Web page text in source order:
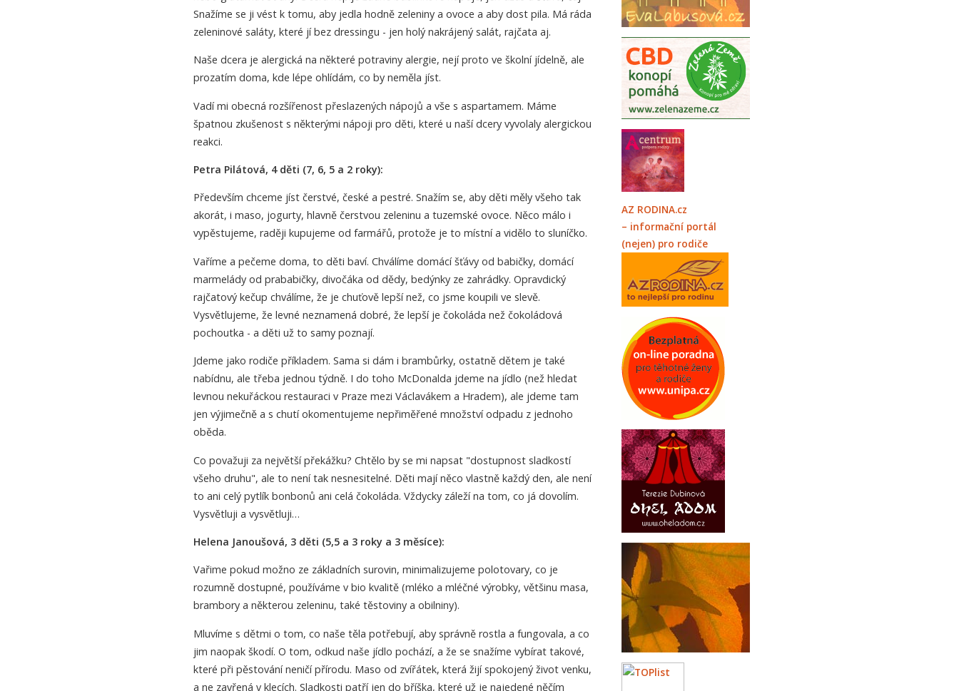
Snažíme se ji vést k tomu, aby jedla hodně zeleniny a ovoce a aby dost pila. Má ráda
zeleninové saláty, které jí bez dressingu - jen holý nakrájený salát, rajčata aj.
Naše dcera je alergická na některé potraviny alergie, nejí proto ve školní jídelně, ale
prozatím doma, kde lépe ohlídám, co by neměla jíst.
Vadí mi obecná rozšířenost přeslazených nápojů a vše s aspartamem. Máme
špatnou zkušenost s některými nápoji pro děti, které u naší dcery vyvolaly alergickou
reakci.
Petra Pilátová, 4 děti (7, 6, 5 a 2 roky):
Především chceme jíst čerstvé, české a pestré. Snažím se, aby děti měly všeho tak
akorát, i maso, jogurty, hlavně čerstvou zeleninu a tuzemské ovoce. Něco málo i
vypěstujeme, raději kupujeme od farmářů, protože je to místní a vidělo to sluníčko.
Vaříme a pečeme doma, to děti baví. Chválíme domácí šťávy od babičky, domácí
marmelády od prababičky, divočáka od dědy, bedýnky ze zahrádky. Opravdický
rajčatový kečup chválíme, že je chuťově lepší než, co jsme koupili ve slevě.
Vysvětlujeme, že levné neznamená dobré, že lepší je čokoláda než čokoládová
pochoutka - a děti už to samy poznají.
Jdeme jako rodiče příkladem. Sama si dám i brambůrky, ostatně dětem je také
nabídnu, ale třeba jednou týdně. I do toho McDonalda jdeme na jídlo (než hledat
levnou nekuřáckou restauraci v Praze mezi Václavákem a Hradem), ale jdeme tam
jen výjimečně a s chutí okomentujeme nepřiměřené množství odpadu z jednoho
oběda.
Co považuji za největší překážku? Chtělo by se mi napsat "dostupnost sladkostí
všeho druhu", ale to není tak nesnesitelné. Děti mají něco vlastně každý den, ale není
to ani celý pytlík bonbonů ani celá čokoláda. Vždycky záleží na tom, co já dovolím.
Vysvětluji a vysvětluji…
Helena Janoušová, 3 děti (5,5 a 3 roky a 3 měsíce):
Vařime pokud možno ze základních surovin, minimalizujeme polotovary, co je
rozumně dostupné, používáme v bio kvalitě (mléko a mléčné výrobky, většinu masa,
brambory a některou zeleninu, také těstoviny a obilniny).
Mluvíme s dětmi o tom, co naše těla potřebují, aby správně rostla a fungovala, a co
jim naopak škodí. O tom, odkud naše jídlo pochází, a že se snažíme vybírat takové,
které při pěstování neničí přírodu. Maso od zvířátek, která žijí spokojený život venku,
a ne zavřená v klecích. Sladkosti patří jen do bříška, které už je najedené něčím
AZ RODINA.cz
– informační portál
(nejen) pro rodiče